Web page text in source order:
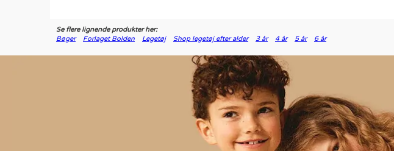
Se flere lignende produkter her:
Bøger
Forlaget Bolden Legetøj Shop legetøj efter alder 3 år 4 år 5 år 6 år